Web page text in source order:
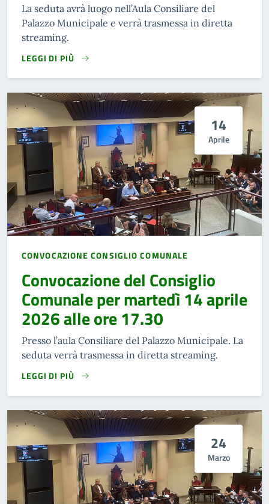
La seduta avrà luogo nell’Aula Consiliare del
Palazzo Municipale e verrà trasmessa in diretta
streaming.
LEGGI DI PIÙ
14
Aprile
CONVOCAZIONE CONSIGLIO COMUNALE
Convocazione del Consiglio
Comunale per martedì 14 aprile
2026 alle ore 17.30
Presso l’aula Consiliare del Palazzo Municipale. La
seduta verrà trasmessa in diretta streaming.
LEGGI DI PIÙ
24
Marzo